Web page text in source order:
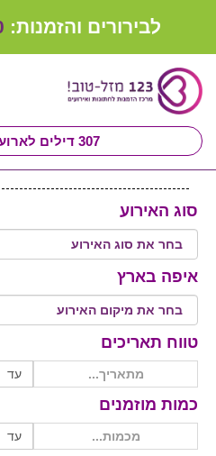
לבירורים והזמנות:
307 דילים
ספקים לחתונה מומלצים
קבלו ייעוץ בחינם
שירות אישי בקליק
סוג האירוע
איפה בארץ
טווח תאריכים
עד
כמות מוזמנים
עד